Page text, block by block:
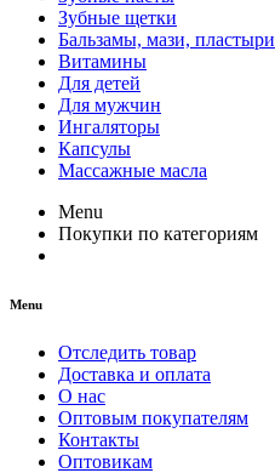
Зубные щетки
Бальзамы, мази, пластыри
Витамины
Для детей
Для мужчин
Ингаляторы
Капсулы
Массажные масла
Menu
Покупки по категориям
Menu
Отследить товар
Доставка и оплата
О нас
Оптовым покупателям
Контакты
Оптовикам